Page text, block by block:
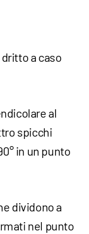
a caso
al
spicchi
in un punto
dividono a
nel punto